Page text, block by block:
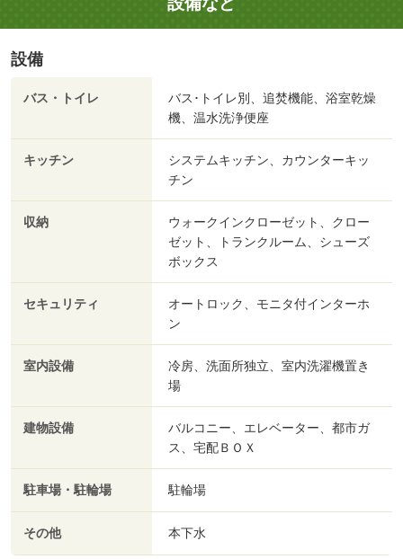
設備
バス・トイレ
バス･トイレ別、追焚機能、浴室乾燥
機、温水洗浄便座
キッチン
システムキッチン、カウンターキッ
チン
収納
ウォークインクローゼット、クロー
ゼット、トランクルーム、シューズ
ボックス
セキュリティ
オートロック、モニタ付インターホ
ン
室内設備
冷房、洗面所独立、室内洗濯機置き
場
建物設備
バルコニー、エレベーター、都市ガ
ス、宅配ＢＯＸ
駐車場・駐輪場 駐輪場
その他 本下水